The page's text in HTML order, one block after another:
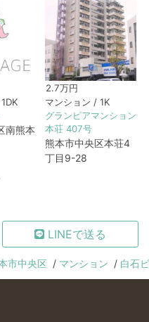
南熊本
2.7万円
マンション / 1K
グランピアマンション
本荘 407号
熊本市中央区本荘4
丁目9-28
LINEで送る
市中央区 マンション 白石